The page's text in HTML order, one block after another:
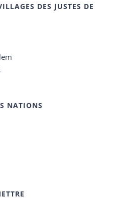
DES JUSTES DE
NATIONS